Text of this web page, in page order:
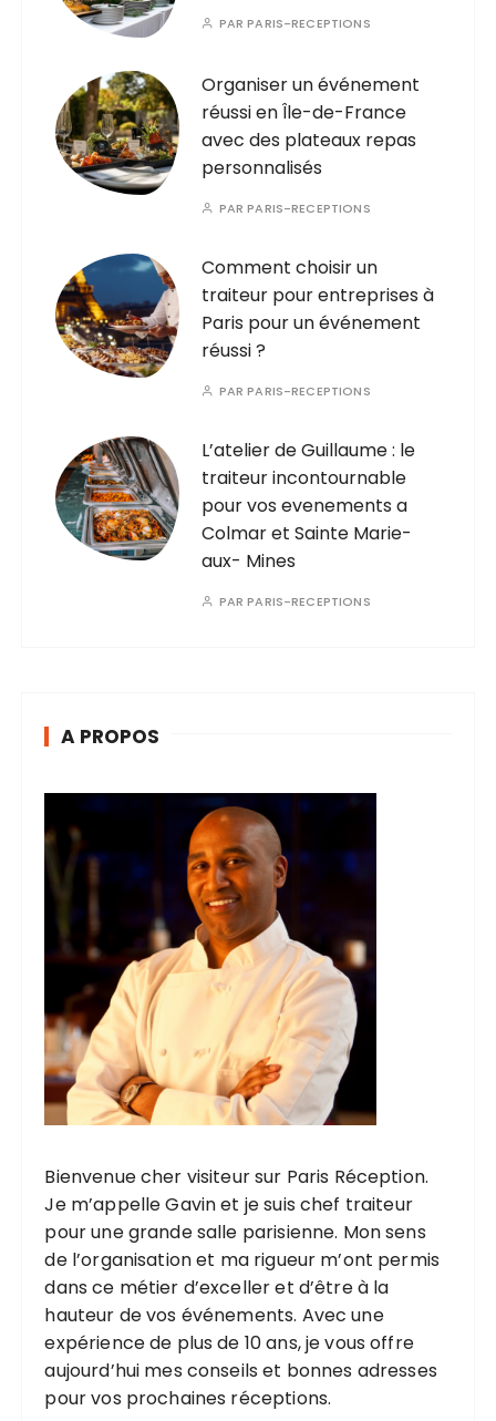
PARPARIS-RECEPTIONS
Organiser un événement
réussi en Île-de-France
avec des plateaux repas
personnalisés
PARPARIS-RECEPTIONS
Comment choisir un
traiteur pour entreprises à
Paris pour un événement
réussi ?
PARPARIS-RECEPTIONS
L’atelier de Guillaume : le
traiteur incontournable
pour vos evenements a
Colmar et Sainte Marie-
aux- Mines
PARPARIS-RECEPTIONS
A PROPOS
Bienvenue cher visiteur sur Paris Réception.
Je m’appelle Gavin et je suis chef traiteur
pour une grande salle parisienne. Mon sens
de l’organisation et ma rigueur m’ont permis
dans ce métier d’exceller et d’être à la
hauteur de vos événements. Avec une
expérience de plus de 10 ans, je vous offre
aujourd’hui mes conseils et bonnes adresses
pour vos prochaines réceptions.